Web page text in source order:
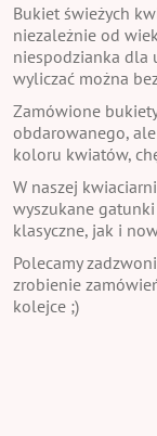
Bukiet świeżych
niezależnie od
niespodzianka dla
wyliczać można
Zamówione
obdarowanego,
koloru kwiatów,
W naszej
wyszukane
klasyczne, jak i
Polecamy
zrobienie
kolejce ;)